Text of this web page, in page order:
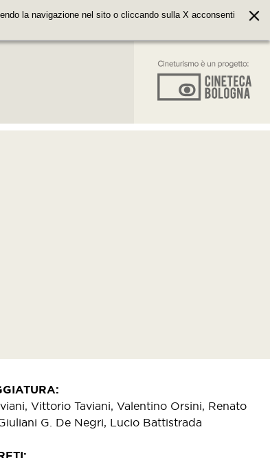
la navigazione nel sito o cliccando sulla X acconsenti
Vittorio Taviani, Valentino Orsini, Renato
G. De Negri, Lucio Battistrada